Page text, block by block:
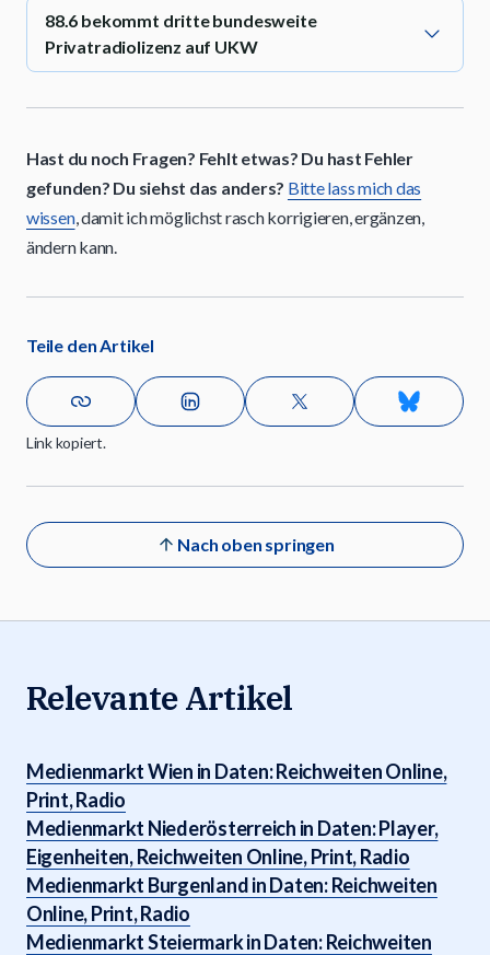
88.6 bekommt dritte bundesweite
Privatradiolizenz auf UKW
Hast du noch Fragen? Fehlt etwas? Du hast Fehler
gefunden? Du siehst das anders? Bitte lass mich das
wissen, damit ich möglichst rasch korrigieren, ergänzen,
ändern kann.
Teile den Artikel
Link kopiert.
Nach oben springen
Relevante Artikel
Medienmarkt Wien in Daten: Reichweiten Online,
Print, Radio
Medienmarkt Niederösterreich in Daten: Player,
Eigenheiten, Reichweiten Online, Print, Radio
Medienmarkt Burgenland in Daten: Reichweiten
Online, Print, Radio
Medienmarkt Steiermark in Daten: Reichweiten